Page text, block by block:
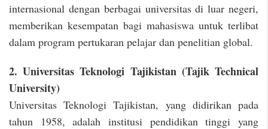
internasional dengan berbagai universitas di luar negeri,
memberikan kesempatan bagi mahasiswa untuk terlibat
dalam program pertukaran pelajar dan penelitian global.
2. Universitas Teknologi Tajikistan (Tajik Technical
University)
Universitas Teknologi Tajikistan, yang didirikan pada
tahun 1958, adalah institusi pendidikan tinggi yang